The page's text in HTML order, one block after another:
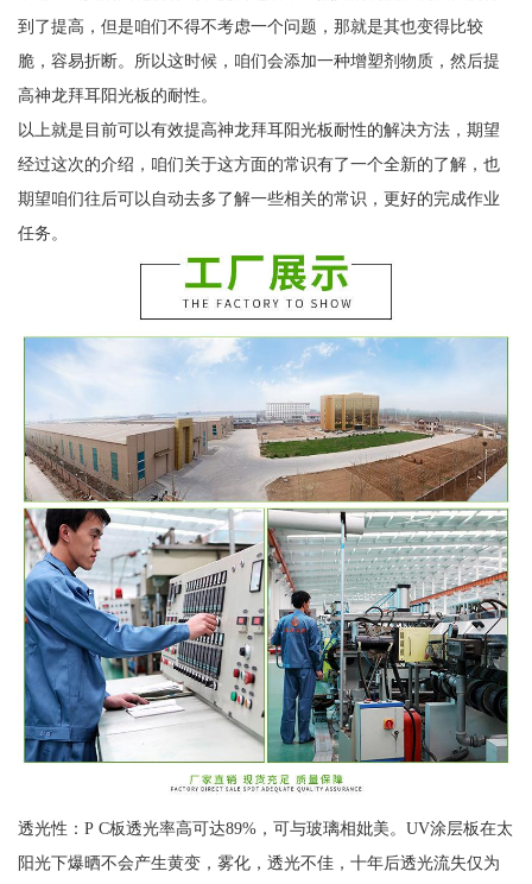
到了提高，但是咱们不得不考虑一个问题，那就是其也变得比较
脆，容易折断。所以这时候，咱们会添加一种增塑剂物质，然后提
高神龙拜耳阳光板的耐性。
以上就是目前可以有效提高神龙拜耳阳光板耐性的解决方法，期望
经过这次的介绍，咱们关于这方面的常识有了一个全新的了解，也
期望咱们往后可以自动去多了解一些相关的常识，更好的完成作业
任务。
透光性：P C板透光率高可达89%，可与玻璃相妣美。UV涂层板在太
阳光下爆晒不会产生黄变，雾化，透光不佳，十年后透光流失仅为